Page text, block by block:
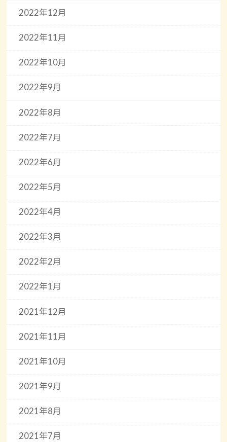
2022年12月
2022年11月
2022年10月
2022年9月
2022年8月
2022年7月
2022年6月
2022年5月
2022年4月
2022年3月
2022年2月
2022年1月
2021年12月
2021年11月
2021年10月
2021年9月
2021年8月
2021年7月